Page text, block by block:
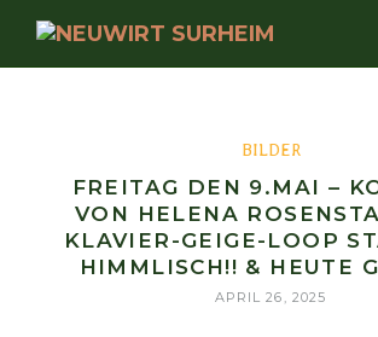
BILDER
FREITAG DEN 9.MAI –
VON HELENA
KLAVIER-GEIGE-LOOP
HIMMLISCH!! & HEUTE
APRIL 26, 2025